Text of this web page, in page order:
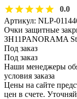
0.0
Артикул: NLP-
Очки защитные
ЗН11PANORAMA
Под заказ
Под заказ
Наши менеджеры
условия заказа
Цены на сайте
цен в счете.